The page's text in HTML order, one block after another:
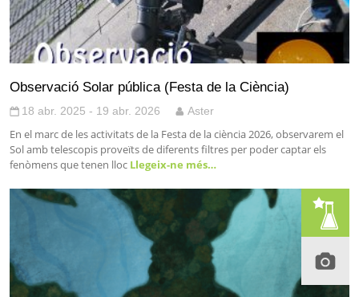
Observació Solar pública (Festa de la Ciència)
18 abr. 2025 - 19 abr. 2026 Aster
En el marc de les activitats de la Festa de la ciència 2026, observarem el
Sol amb telescopis proveïts de diferents filtres per poder captar els
fenòmens que tenen lloc Llegeix-ne més…